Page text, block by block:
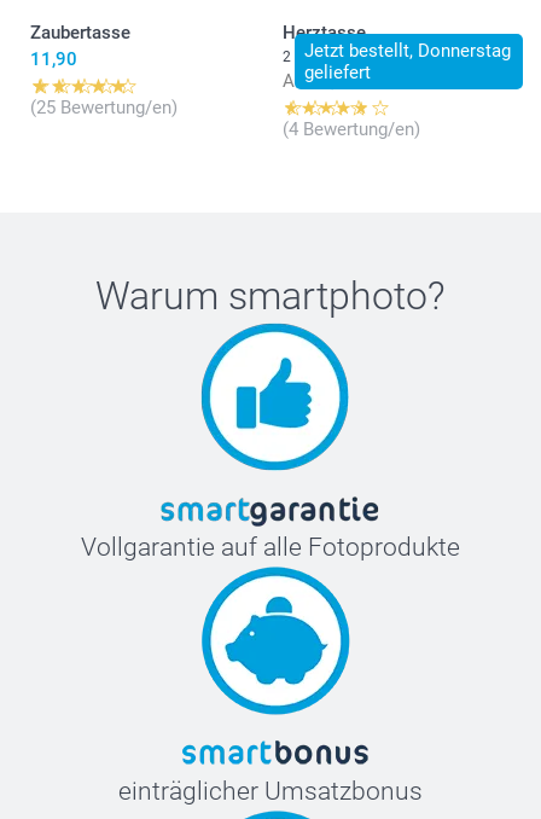
Zaubertasse
11,90
(25 Bewertung/en)
Jetzt bestellt, Donnerstag
geliefert
Herztasse
2 Varianten
Ab 14,95
(4 Bewertung/en)
Warum smartphoto?
Vollgarantie auf alle Fotoprodukte
einträglicher Umsatzbonus